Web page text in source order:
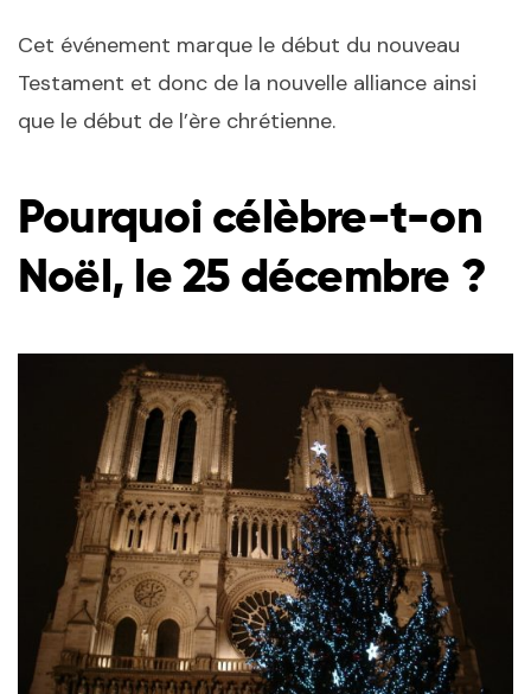
Cet événement marque le début du nouveau
Testament et donc de la nouvelle alliance ainsi
que le début de l’ère chrétienne.
Pourquoi célèbre-t-on
Noël, le 25 décembre ?